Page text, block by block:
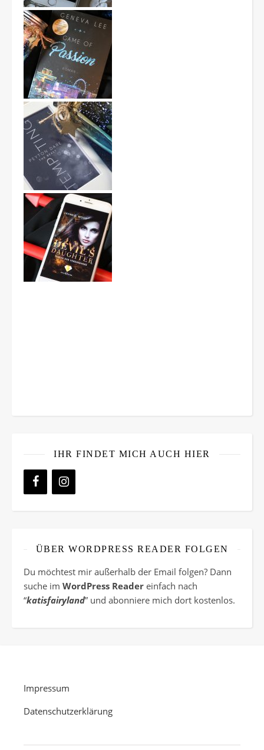
IHR FINDET MICH AUCH HIER
ÜBER WORDPRESS READER FOLGEN
Du möchtest mir außerhalb der Email folgen? Dann
suche im WordPress Reader einfach nach
“katisfairyland” und abonniere mich dort kostenlos.
Impressum
Datenschutzerklärung